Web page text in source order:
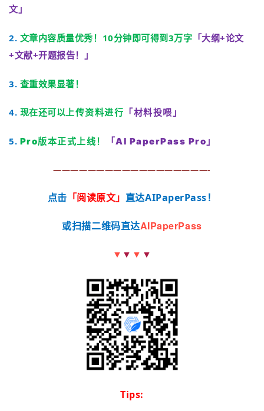
文」
2. 文章内容质量优秀！10分钟即可得到3万字 「大纲+论文
+文献+开题报告！
」
3. 查重效果显著！
4. 现在还可以 上传资料进行 「材料投喂」
5. Pro版本正式上线！ 「AI PaperPass Pro」
——————————————————-
点击 「阅读原文」 直达AIPaperPass！
或扫描二维码直达AIPaperPass
▼ ▼ ▼ ▼
Tips: